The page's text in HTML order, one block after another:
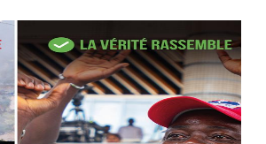
Camara tué lors d’attaques...
22 avr. 2026, 16:41
Des bureaux ravagés dans un
incendie survenu à la mairie...